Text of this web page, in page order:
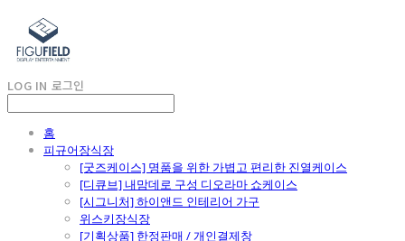
LOG IN 로그인
홈
피규어장식장
[굿즈케이스] 명품을 위한 가볍고 편리한 진열케이스
[디큐브] 내맘데로 구성 디오라마 쇼케이스
[시그니처] 하이앤드 인테리어 가구
위스키장식장
[기획상품] 한정판매 / 개인결제창